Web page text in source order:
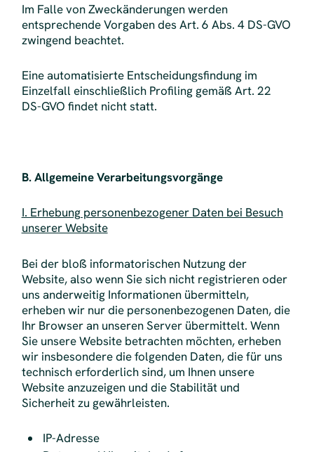
Im Falle von Zweckänderungen werden
entsprechende Vorgaben des Art. 6 Abs. 4 DS-GVO
zwingend beachtet.
Eine automatisierte Entscheidungsfindung im
Einzelfall einschließlich Profiling gemäß Art. 22
DS-GVO findet nicht statt.
B. Allgemeine Verarbeitungsvorgänge
I. Erhebung personenbezogener Daten bei Besuch
unserer Website
Bei der bloß informatorischen Nutzung der
Website, also wenn Sie sich nicht registrieren oder
uns anderweitig Informationen übermitteln,
erheben wir nur die personenbezogenen Daten, die
Ihr Browser an unseren Server übermittelt. Wenn
Sie unsere Website betrachten möchten, erheben
wir insbesondere die folgenden Daten, die für uns
technisch erforderlich sind, um Ihnen unsere
Website anzuzeigen und die Stabilität und
Sicherheit zu gewährleisten.
IP-Adresse